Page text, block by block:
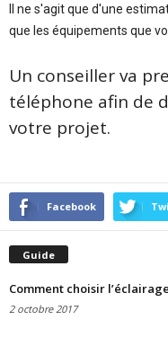
Il ne s'agit que d'une
que les équipements que
Un conseiller va
téléphone afin de
votre projet.
Facebook
Guide
Comment choisir
2 octobre 2017